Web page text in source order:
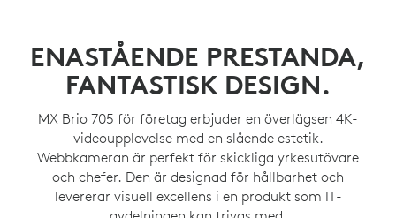
ENASTÅENDE PRESTANDA,
FANTASTISK DESIGN.
MX Brio 705 för företag erbjuder en överlägsen 4K-
videoupplevelse med en slående estetik.
Webbkameran är perfekt för skickliga yrkesutövare
och chefer. Den är designad för hållbarhet och
levererar visuell excellens i en produkt som IT-